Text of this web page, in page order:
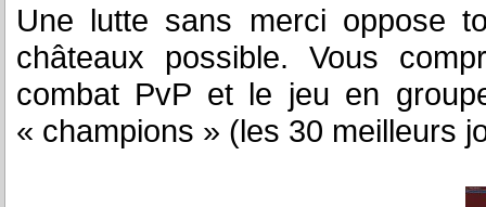
Une lutte sans merci oppose
châteaux possible. Vous
combat PvP et le jeu en
« champions » (les 30 meilleurs